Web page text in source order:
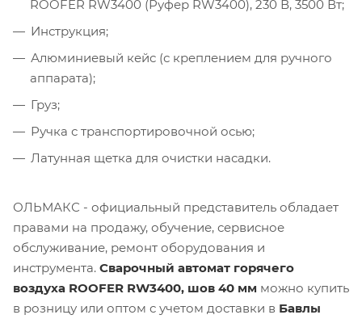
ROOFER RW3400 (Руфер RW3400), 230 В, 3500 Вт;
Инструкция;
Алюминиевый кейс (с креплением для ручного
аппарата);
Груз;
Ручка с транспортировочной осью;
Латунная щетка для очистки насадки.
ОЛЬМАКС - официальный представитель обладает
правами на продажу, обучение, сервисное
обслуживание, ремонт оборудования и
инструмента. Сварочный автомат горячего
воздуха ROOFER RW3400, шов 40 мм можно купить
в розницу или оптом с учетом доставки в Бавлы